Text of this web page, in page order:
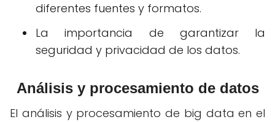
diferentes fuentes y formatos.
La importancia de garantizar la
seguridad y privacidad de los datos.
Análisis y procesamiento de datos
El análisis y procesamiento de big data en el